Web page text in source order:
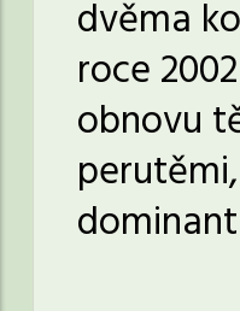
dvěma
roce
obnovu